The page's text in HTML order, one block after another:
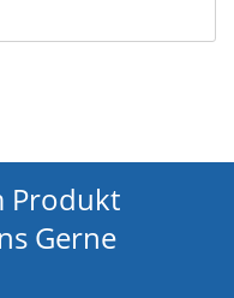
Produkt
Gerne